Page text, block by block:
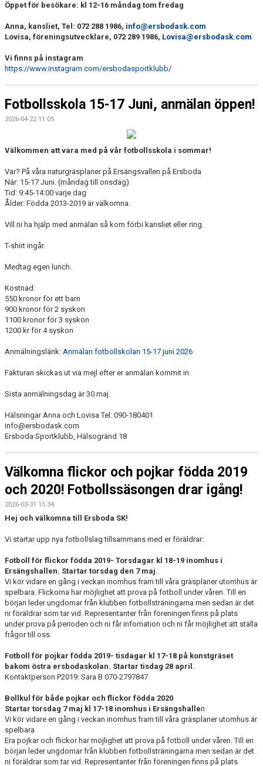
Öppet för besökare: kl 12-16 måndag tom fredag
Anna, kansliet, Tel: 072 288 1986, info@ersbodask.com
Lovisa, föreningsutvecklare, 072 289 1986, Lovisa@ersbodask.com
Vi finns på instagram
https://www.instagram.com/ersbodasportklubb/
Fotbollsskola 15-17 Juni, anmälan öppen!
2026-04-22 11:05
Välkommen att vara med på vår fotbollsskola i sommar!
Var? På våra naturgräsplaner på Ersängsvallen på Ersboda
När: 15-17 Juni. (måndag till onsdag)
Tid: 9:45-14:00 varje dag
Ålder: Födda 2013-2019 är välkomna.
Vill ni ha hjälp med anmälan så kom förbi kansliet eller ring.
T-shirt ingår.
Medtag egen lunch.
Kostnad:
550 kronor för ett barn
900 kronor för 2 syskon
1100 kronor för 3 syskon
1200 kr för 4 syskon
Anmälningslänk: Anmälan fotbollskolan 15-17 juni 2026
Fakturan skickas ut via mejl efter er anmälan kommit in.
Sista anmälningsdag är 30 maj.
Hälsningar Anna och Lovisa Tel: 090-180401
info@ersbodask.com
Ersboda Sportklubb, Hälsogränd 18
Välkomna flickor och pojkar födda 2019
och 2020! Fotbollssäsongen drar igång!
2026-03-31 15:34
Hej och välkomna till Ersboda SK!
Vi startar upp nya fotbollslag tillsammans med er föräldrar:
Fotboll för flickor födda 2019- Torsdagar kl 18-19 inomhus i
Ersängshallen. Startar torsdag den 7 maj.
Vi kör vidare en gång i veckan inomhus fram till våra gräsplaner utomhus är
spelbara. Flickorna har möjlighet att prova på fotboll under våren. Till en
början leder ungdomar från klubben fotbollsträningarna men sedan är det
ni föräldrar som tar vid. Representanter från föreningen finns på plats
under prova på perioden och ni får infomation och ni får möjlighet att ställa
frågor till oss.
Fotboll för pojkar födda 2019- tisdagar kl 17-18 på konstgräset
bakom östra ersbodaskolan. Startar tisdag 28 april.
Kontaktperson P2019: Sara B 070-2797847
Bollkul för både pojkar och flickor födda 2020
Startar torsdag 7 maj kl 17-18 inomhus i Ersängshallen
Vi kör vidare en gång i veckan inomhus fram till våra gräsplaner utomhus är
spelbara
Era pojkar och flickor har möjlighet att prova på fotboll under våren. Till en
början leder ungdomar från klubben fotbollsträningarna men sedan är det
ni föräldrar som tar vid. Representanter från föreningen finns på plats